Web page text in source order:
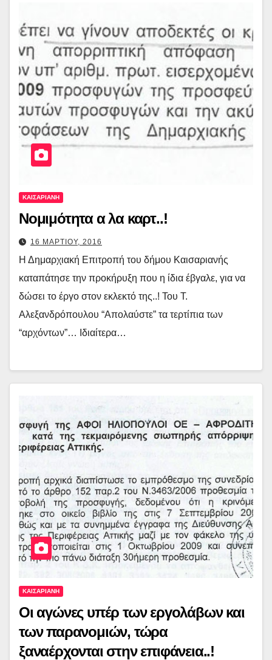
ΚΑΙΣΑΡΙΑΝΗ
Νομιμότητα α λα καρτ..!
16 ΜΑΡΤΙΟΥ, 2016
Η Δημαρχιακή Επιτροπή του δήμου Καισαριανής
καταπάτησε την προκήρυξη που η ίδια έβγαλε, για να
δώσει το έργο στον εκλεκτό της..! Του Τ.
Αλεξανδρόπουλου “Απολαύστε” τα τερτίπια των
“αρχόντων”… Ιδιαίτερα…
ΚΑΙΣΑΡΙΑΝΗ
Οι αγώνες υπέρ των εργολάβων και
των παρανομιών, τώρα
ξαναέρχονται στην επιφάνεια..!